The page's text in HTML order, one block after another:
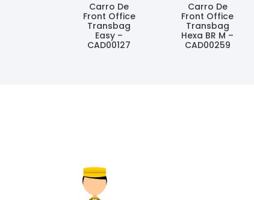
Carro De
Front Office
Transbag
Easy –
CAD00127
Carro De
Front Office
Transbag
Hexa BR M –
CAD00259